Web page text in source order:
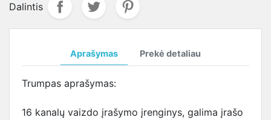
Dalintis
Aprašymas Prekė detaliau
Trumpas aprašymas:
16 kanalų vaizdo įrašymo įrenginys, galima įrašo